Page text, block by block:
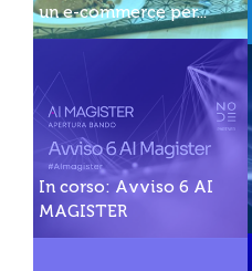
un e-commerce per...
In corso: Avviso 6 AI
MAGISTER